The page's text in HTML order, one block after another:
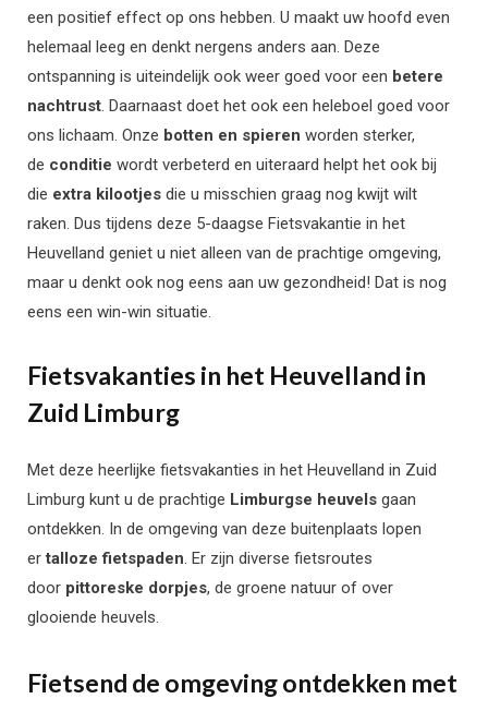
een positief effect op ons hebben. U maakt uw hoofd even
helemaal leeg en denkt nergens anders aan. Deze
ontspanning is uiteindelijk ook weer goed voor een betere
nachtrust. Daarnaast doet het ook een heleboel goed voor
ons lichaam. Onze botten en spieren worden sterker,
de conditie wordt verbeterd en uiteraard helpt het ook bij
die extra kilootjes die u misschien graag nog kwijt wilt
raken. Dus tijdens deze 5-daagse Fietsvakantie in het
Heuvelland geniet u niet alleen van de prachtige omgeving,
maar u denkt ook nog eens aan uw gezondheid! Dat is nog
eens een win-win situatie.
Fietsvakanties in het Heuvelland in
Zuid Limburg
Met deze heerlijke fietsvakanties in het Heuvelland in Zuid
Limburg kunt u de prachtige Limburgse heuvels gaan
ontdekken. In de omgeving van deze buitenplaats lopen
ertalloze fietspaden. Er zijn diverse fietsroutes
door pittoreske dorpjes, de groene natuur of over
glooiende heuvels.
Fietsend de omgeving ontdekken met